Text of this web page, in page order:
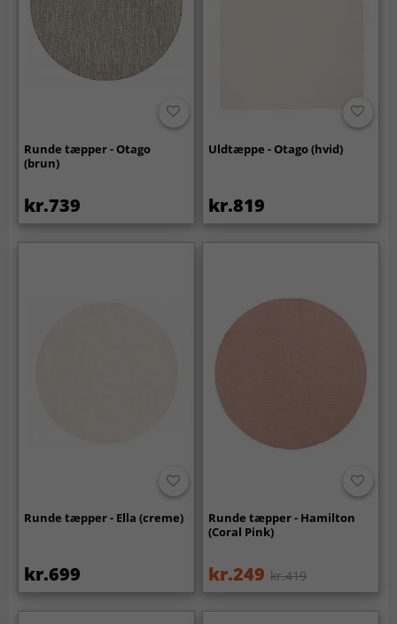
Runde tæpper - Otago
(brun)
kr.739
Uldtæppe - Otago (hvid)
kr.819
Runde tæpper - Ella (creme)
kr.699
Runde tæpper - Hamilton
(Coral Pink)
kr.249 kr.419